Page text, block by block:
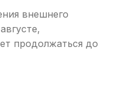
внешнего
продолжаться до